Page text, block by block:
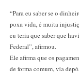
“Para eu saber se o
poxa vida, é muita
eu teria que saber que
Federal”, afirmou.
Ele afirma que os
de forma comum, via